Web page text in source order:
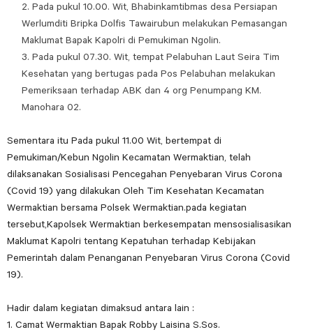
Pada pukul 10.00. Wit, Bhabinkamtibmas desa Persiapan
Werlumditi Bripka Dolfis Tawairubun melakukan Pemasangan
Maklumat Bapak Kapolri di Pemukiman Ngolin.
Pada pukul 07.30. Wit, tempat Pelabuhan Laut Seira Tim
Kesehatan yang bertugas pada Pos Pelabuhan melakukan
Pemeriksaan terhadap ABK dan 4 org Penumpang KM.
Manohara 02.
Sementara itu Pada pukul 11.00 Wit, bertempat di
Pemukiman/Kebun Ngolin Kecamatan Wermaktian, telah
dilaksanakan Sosialisasi Pencegahan Penyebaran Virus Corona
(Covid 19) yang dilakukan Oleh Tim Kesehatan Kecamatan
Wermaktian bersama Polsek Wermaktian.pada kegiatan
tersebut,Kapolsek Wermaktian berkesempatan mensosialisasikan
Maklumat Kapolri tentang Kepatuhan terhadap Kebijakan
Pemerintah dalam Penanganan Penyebaran Virus Corona (Covid
19).
Hadir dalam kegiatan dimaksud antara lain :
1. Camat Wermaktian Bapak Robby Laisina S.Sos.